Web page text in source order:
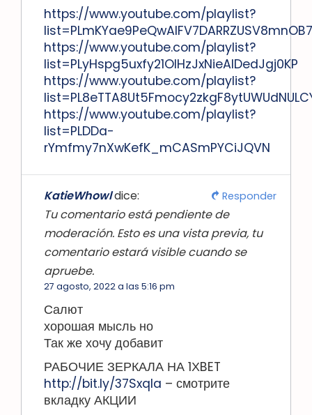
https://www.youtube.com/playlist?
https://www.youtube.com/playlist?
list=PLyHspg5uxfy21OlHzJxNieAlDedJgj0KP
https://www.youtube.com/playlist?
https://www.youtube.com/playlist?
list=PLDDa-
rYmfmy7nXwKefK_mCASmPYCiJQVN
KatieWhowldice:
Tu comentario está pendiente de
moderación. Esto es una vista previa, tu
comentario estará visible cuando se
apruebe.
27 agosto, 2022 a las 5:16 pm
Салют
хорошая мысль но
Так же хочу добавит
РАБОЧИЕ ЗЕРКАЛА НА 1ХBET
http://bit.ly/37SxqIa – смотрите
вкладку АКЦИИ
Responder